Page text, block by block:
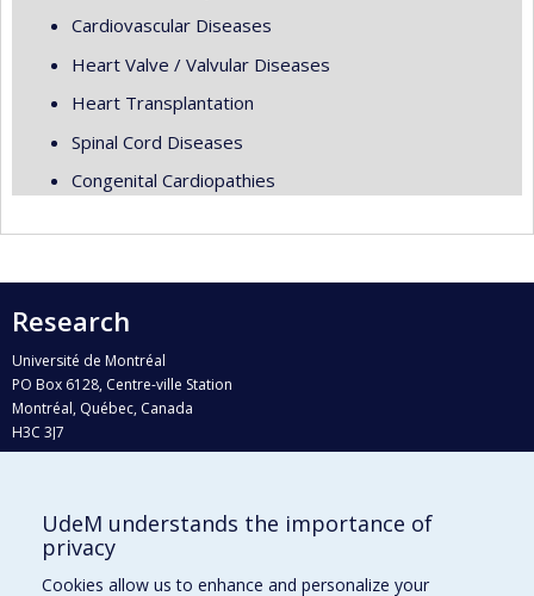
Cardiovascular Diseases
Heart Valve / Valvular Diseases
Heart Transplantation
Spinal Cord Diseases
Congenital Cardiopathies
Research
Université de Montréal
PO Box 6128, Centre-ville Station
Montréal, Québec, Canada
H3C 3J7
Who does what?
Find us
UdeM understands the importance of
privacy
Cookies allow us to enhance and personalize your